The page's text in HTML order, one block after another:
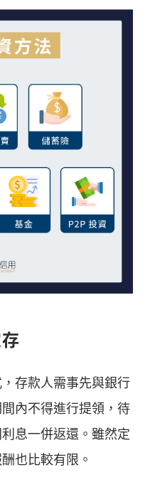
存款人需事先與銀行
內不得進行提領，待
息一併返還。雖然定
也比較有限。